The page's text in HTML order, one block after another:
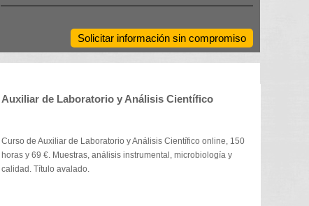
Solicitar información sin compromiso
Auxiliar de Laboratorio y Análisis Científico
Curso de Auxiliar de Laboratorio y Análisis Científico online, 150
horas y 69 €. Muestras, análisis instrumental, microbiología y
calidad. Título avalado.